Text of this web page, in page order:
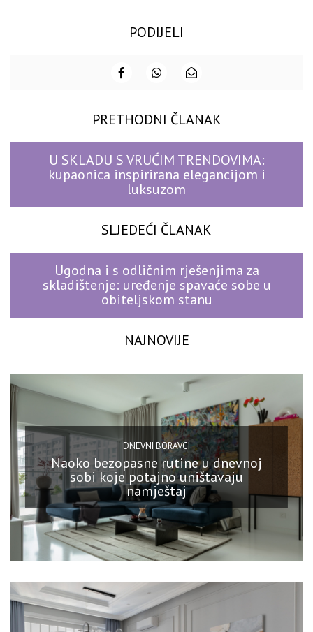
PODIJELI
PRETHODNI ČLANAK
U SKLADU S VRUĆIM TRENDOVIMA:
kupaonica inspirirana elegancijom i
luksuzom
SLJEDEĆI ČLANAK
Ugodna i s odličnim rješenjima za
skladištenje: uređenje spavaće sobe u
obiteljskom stanu
NAJNOVIJE
DNEVNI BORAVCI
Naoko bezopasne rutine u dnevnoj
sobi koje potajno uništavaju
namještaj